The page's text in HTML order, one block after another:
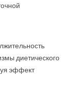
диетического
эффект